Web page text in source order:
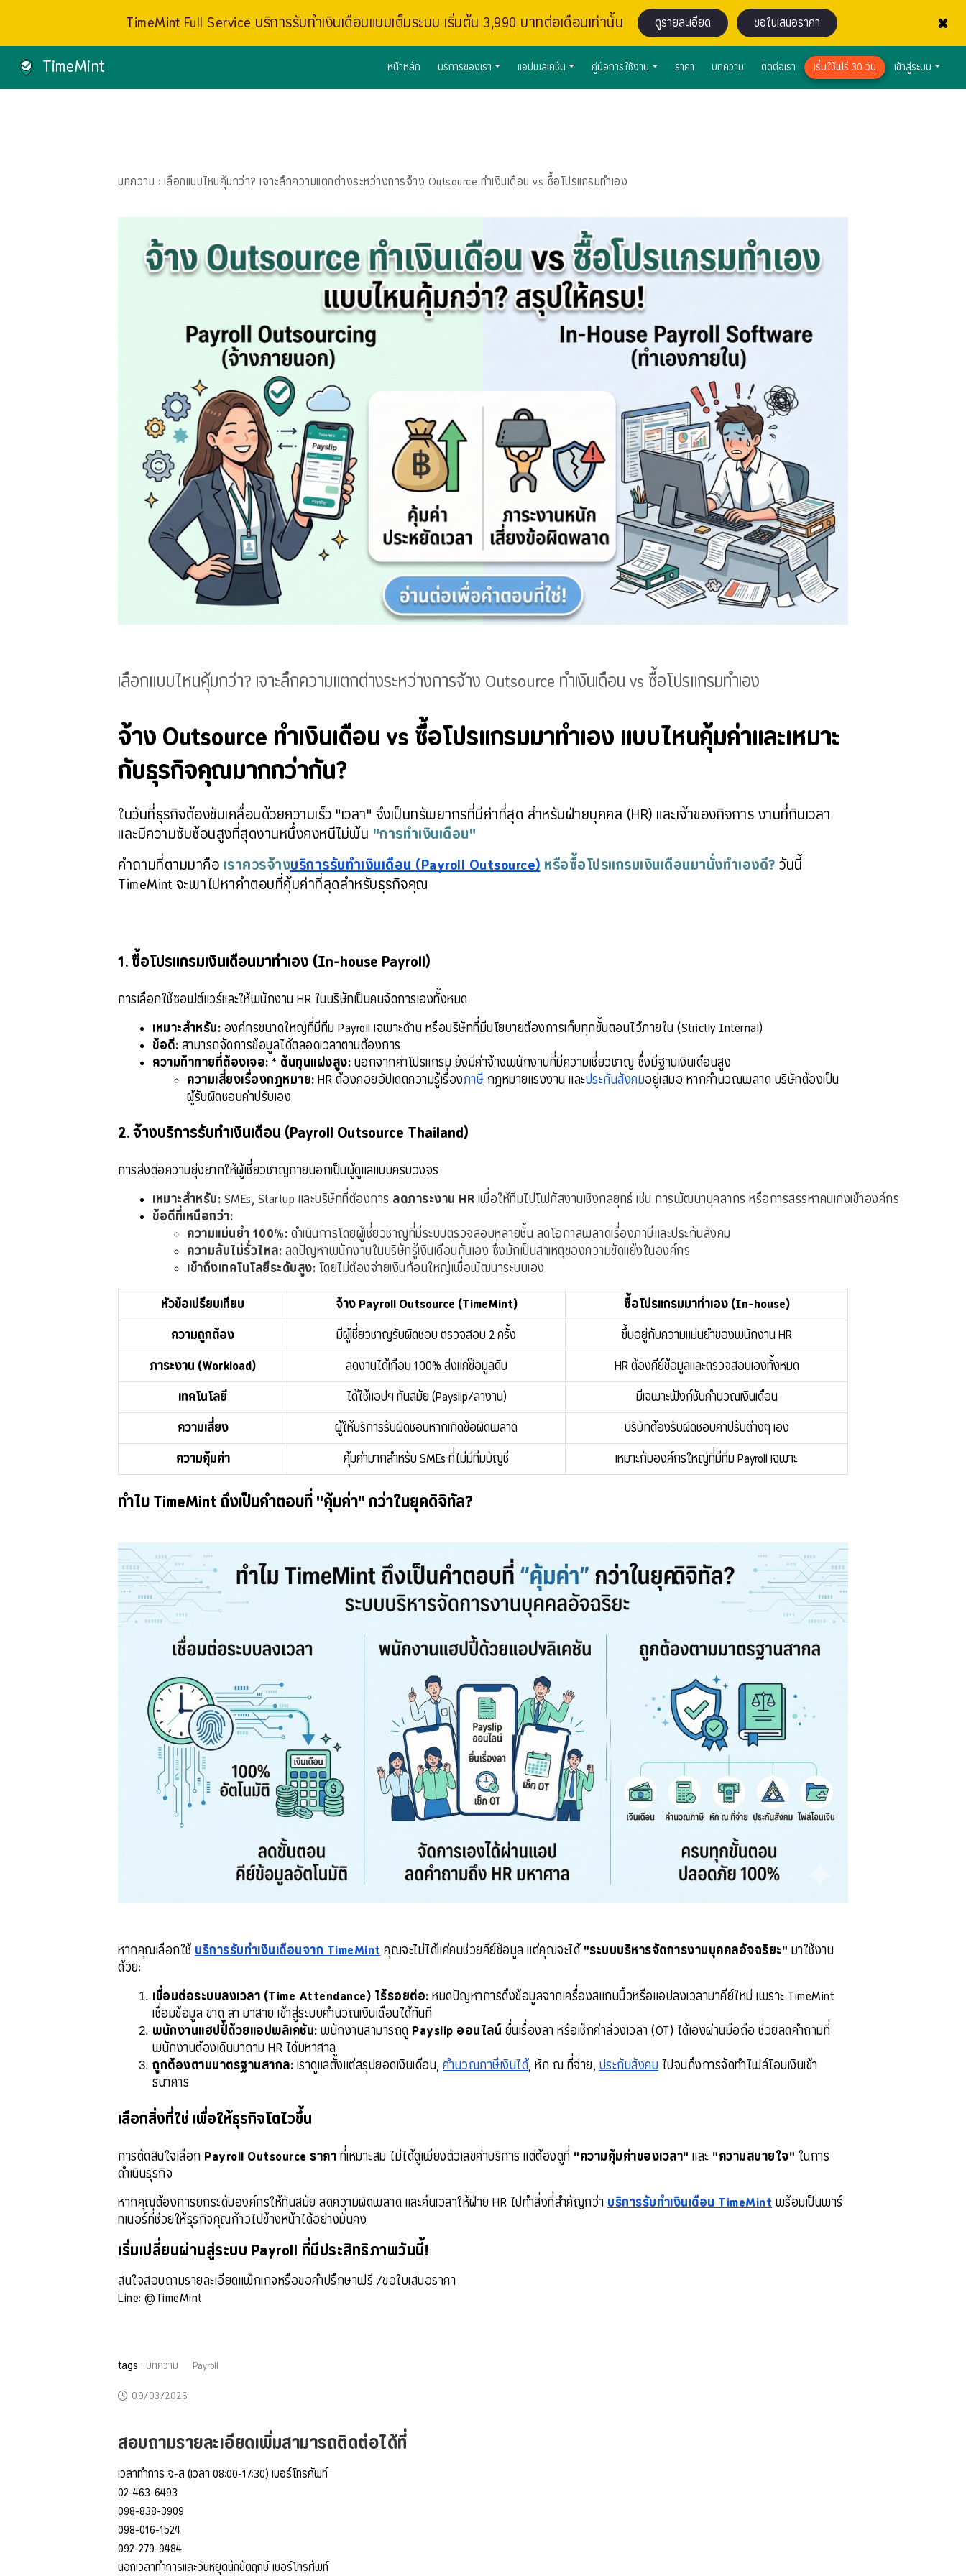
×
TimeMint Full Service บริการรับทำเงินเดือนแบบเต็มระบบ เริ่มต้น 3,990 บาทต่อเดือนเท่านั้น ดูรายละเอียด ขอใบเสนอราคา
TimeMint หน้าหลัก บริการของเรา แอปพลิเคชัน คู่มือการใช้งาน ราคา บทความ ติดต่อเรา เริ่มใช้ฟรี 30 วัน เข้าสู่ระบบ
บทความ : เลือกแบบไหนคุ้มกว่า? เจาะลึกความแตกต่างระหว่างการจ้าง Outsource ทำเงินเดือน vs ซื้อโปรแกรมทำเอง
เลือกแบบไหนคุ้มกว่า? เจาะลึกความแตกต่างระหว่างการจ้าง Outsource ทำเงินเดือน vs ซื้อโปรแกรมทำเอง
จ้าง Outsource ทำเงินเดือน vs ซื้อโปรแกรมมาทำเอง แบบไหนคุ้มค่าและเหมาะ
กับธุรกิจคุณมากกว่ากัน?
ในวันที่ธุรกิจต้องขับเคลื่อนด้วยความเร็ว "เวลา" จึงเป็นทรัพยากรที่มีค่าที่สุด สำหรับฝ่ายบุคคล (HR) และเจ้าของกิจการ งานที่กินเวลา
และมีความซับซ้อนสูงที่สุดงานหนึ่งคงหนีไม่พ้น "การทำเงินเดือน"
คำถามที่ตามมาคือ เราควรจ้างบริการรับทำเงินเดือน (Payroll Outsource) หรือซื้อโปรแกรมเงินเดือนมานั่งทำเองดี? วันนี้
TimeMint จะพาไปหาคำตอบที่คุ้มค่าที่สุดสำหรับธุรกิจคุณ
1. ซื้อโปรแกรมเงินเดือนมาทำเอง (In-house Payroll)
การเลือกใช้ซอฟต์แวร์และให้พนักงาน HR ในบริษัทเป็นคนจัดการเองทั้งหมด
เหมาะสำหรับ: องค์กรขนาดใหญ่ที่มีทีม Payroll เฉพาะด้าน หรือบริษัทที่มีนโยบายต้องการเก็บทุกขั้นตอนไว้ภายใน (Strictly Internal)
ข้อดี: สามารถจัดการข้อมูลได้ตลอดเวลาตามต้องการ
ความท้าทายที่ต้องเจอ: * ต้นทุนแฝงสูง: นอกจากค่าโปรแกรม ยังมีค่าจ้างพนักงานที่มีความเชี่ยวชาญ ซึ่งมีฐานเงินเดือนสูง
ความเสี่ยงเรื่องกฎหมาย: HR ต้องคอยอัปเดตความรู้เรื่องภาษี กฎหมายแรงงาน และประกันสังคมอยู่เสมอ หากคำนวณพลาด บริษัทต้องเป็น
ผู้รับผิดชอบค่าปรับเอง
2. จ้างบริการรับทำเงินเดือน (Payroll Outsource Thailand)
การส่งต่อความยุ่งยากให้ผู้เชี่ยวชาญภายนอกเป็นผู้ดูแลแบบครบวงจร
เหมาะสำหรับ: SMEs, Startup และบริษัทที่ต้องการ ลดภาระงาน HR เพื่อให้ทีมไปโฟกัสงานเชิงกลยุทธ์ เช่น การพัฒนาบุคลากร หรือการสรรหาคนเก่งเข้าองค์กร
ข้อดีที่เหนือกว่า:
ความแม่นยำ 100%: ดำเนินการโดยผู้เชี่ยวชาญที่มีระบบตรวจสอบหลายชั้น ลดโอกาสพลาดเรื่องภาษีและประกันสังคม
ความลับไม่รั่วไหล: ลดปัญหาพนักงานในบริษัทรู้เงินเดือนกันเอง ซึ่งมักเป็นสาเหตุของความขัดแย้งในองค์กร
เข้าถึงเทคโนโลยีระดับสูง: โดยไม่ต้องจ่ายเงินก้อนใหญ่เพื่อพัฒนาระบบเอง
หัวข้อเปรียบเทียบ
จ้าง Payroll Outsource (TimeMint)
ซื้อโปรแกรมมาทำเอง (In-house)
ความถูกต้อง
มีผู้เชี่ยวชาญรับผิดชอบ ตรวจสอบ 2 ครั้ง
ขึ้นอยู่กับความแม่นยำของพนักงาน HR
ภาระงาน (Workload)
ลดงานได้เกือบ 100% ส่งแค่ข้อมูลดิบ
HR ต้องคีย์ข้อมูลและตรวจสอบเองทั้งหมด
เทคโนโลยี
ได้ใช้แอปฯ ทันสมัย (Payslip/ลางาน)
มีเฉพาะฟังก์ชันคำนวณเงินเดือน
ความเสี่ยง
ผู้ให้บริการรับผิดชอบหากเกิดข้อผิดพลาด
บริษัทต้องรับผิดชอบค่าปรับต่างๆ เอง
ความคุ้มค่า
คุ้มค่ามากสำหรับ SMEs ที่ไม่มีทีมบัญชี เหมาะกับองค์กรใหญ่ที่มีทีม Payroll เฉพาะ
ทำไม TimeMint ถึงเป็นคำตอบที่ "คุ้มค่า" กว่าในยุคดิจิทัล?
หากคุณเลือกใช้ บริการรับทำเงินเดือนจาก TimeMint คุณจะไม่ได้แค่คนช่วยคีย์ข้อมูล แต่คุณจะได้ "ระบบบริหารจัดการงานบุคคลอัจฉริยะ" มาใช้งาน
ด้วย:
เชื่อมต่อระบบลงเวลา (Time Attendance) ไร้รอยต่อ: หมดปัญหาการดึงข้อมูลจากเครื่องสแกนนิ้วหรือแอปลงเวลามาคีย์ใหม่ เพราะ TimeMint
เชื่อมข้อมูล ขาด ลา มาสาย เข้าสู่ระบบคำนวณเงินเดือนได้ทันที
พนักงานแฮปปี้ด้วยแอปพลิเคชัน: พนักงานสามารถดู Payslip ออนไลน์ ยื่นเรื่องลา หรือเช็กค่าล่วงเวลา (OT) ได้เองผ่านมือถือ ช่วยลดคำถามที่
พนักงานต้องเดินมาถาม HR ได้มหาศาล
ถูกต้องตามมาตรฐานสากล: เราดูแลตั้งแต่สรุปยอดเงินเดือน, คำนวณภาษีเงินได้, หัก ณ ที่จ่าย, ประกันสังคม ไปจนถึงการจัดทำไฟล์โอนเงินเข้า
ธนาคาร
เลือกสิ่งที่ใช่ เพื่อให้ธุรกิจโตไวขึ้น
การตัดสินใจเลือกPayroll Outsource ราคาที่เหมาะสม ไม่ได้ดูเพียงตัวเลขค่าบริการ แต่ต้องดูที่"ความคุ้มค่าของเวลา"และ"ความสบายใจ"ในการ
ดำเนินธุรกิจ
หากคุณต้องการยกระดับองค์กรให้ทันสมัย ลดความผิดพลาด และคืนเวลาให้ฝ่าย HR ไปทำสิ่งที่สำคัญกว่าบริการรับทำเงินเดือน TimeMintพร้อมเป็นพาร์
ทเนอร์ที่ช่วยให้ธุรกิจคุณก้าวไปข้างหน้าได้อย่างมั่นคง
เริ่มเปลี่ยนผ่านสู่ระบบ Payroll ที่มีประสิทธิภาพวันนี้!
สนใจสอบถามรายละเอียดแพ็กเกจหรือขอคำปรึกษาฟรี /ขอใบเสนอราคา
Line: @TimeMint
tags : บทความ
Payroll
09/03/2026
สอบถามรายละเอียดเพิ่มสามารถติดต่อได้ที่
เวลาทำการ จ-ส (เวลา 08:00-17:30) เบอร์โทรศัพท์
02-463-6493
098-838-3909
098-016-1524
092-279-9484
นอกเวลาทำการและวันหยุดนักขัตฤกษ์ เบอร์โทรศัพท์